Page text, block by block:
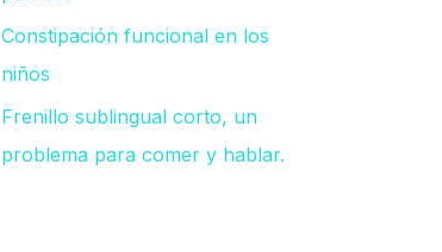
Constipación funcional en los
niños
Frenillo sublingual corto, un
problema para comer y hablar.